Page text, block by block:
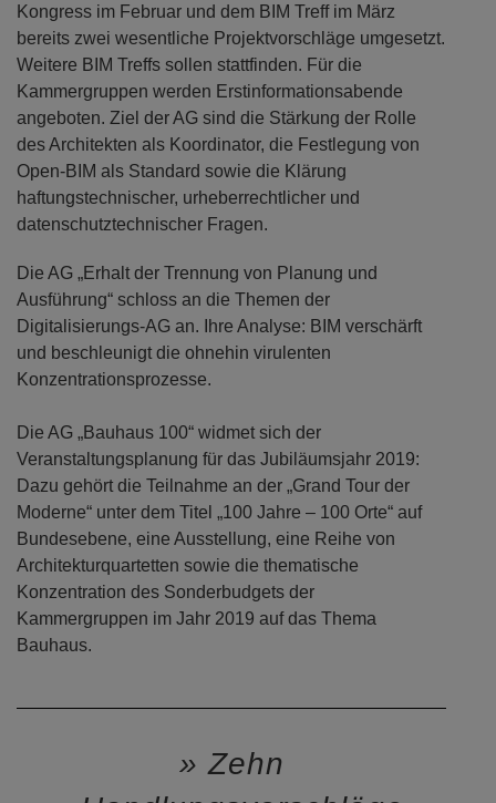
Kongress im Februar und dem BIM Treff im März
bereits zwei wesentliche Projektvorschläge umgesetzt.
Weitere BIM Treffs sollen stattfinden. Für die
Kammergruppen werden Erstinformationsabende
angeboten. Ziel der AG sind die Stärkung der Rolle
des Architekten als Koordinator, die Festlegung von
Open-BIM als Standard sowie die Klärung
haftungstechnischer, urheberrechtlicher und
datenschutztechnischer Fragen.
Die AG „Erhalt der Trennung von Planung und
Ausführung“ schloss an die Themen der
Digitalisierungs-AG an. Ihre Analyse: BIM verschärft
und beschleunigt die ohnehin virulenten
Konzentrationsprozesse.
Die AG „Bauhaus 100“ widmet sich der
Veranstaltungsplanung für das Jubiläumsjahr 2019:
Dazu gehört die Teilnahme an der „Grand Tour der
Moderne“ unter dem Titel „100 Jahre – 100 Orte“ auf
Bundesebene, eine Ausstellung, eine Reihe von
Architekturquartetten sowie die thematische
Konzentration des Sonderbudgets der
Kammergruppen im Jahr 2019 auf das Thema
Bauhaus.
Zehn